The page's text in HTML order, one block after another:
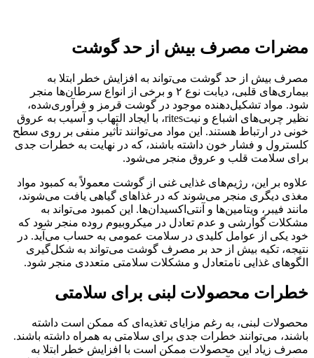
مضرات مصرف بیش از حد گوشت
مصرف بیش از حد گوشت می‌تواند به افزایش خطر ابتلا به
بیماری‌های قلبی، دیابت نوع ۲ و برخی از انواع سرطان‌ها منجر
شود. مواد تشکیل‌دهنده موجود در گوشت قرمز و فرآوری‌شده،
نظیر چربی‌های اشباع و نیتrites، با ایجاد التهاب و آسیب به عروق
خونی در ارتباط هستند. این مواد می‌توانند تأثیر منفی بر روی سطح
کلسترول و فشار خون داشته باشند، که در نهایت به خطرات جدی
برای سلامت قلب و عروق منجر می‌شود.
علاوه بر این، رژیم‌های غذایی غنی از گوشت معمولاً به کمبود مواد
مغذی دیگری منجر می‌شوند که در غذاهای گیاهی یافت می‌شوند،
مانند فیبر، ویتامین‌ها و آنتی‌اکسیدان‌ها. این کمبود می‌تواند به
مشکلات گوارشی و عدم تعادل در میکروبیوم روده منجر شود که
خود یکی از عوامل کلیدی در سلامت عمومی به حساب می‌آید. در
نتیجه، تکیه بیش از حد بر مصرف گوشت می‌تواند به شکل‌گیری
الگوهای غذایی نامتعادل و مشکلات سلامتی متعددی منجر شود.
خطرات محصولات لبنی برای سلامتی
محصولات لبنی، به رغم مزایای تغذیه‌ای که ممکن است داشته
باشند، می‌توانند خطرات جدی برای سلامتی به همراه داشته باشند.
مصرف زیاد این محصولات ممکن است با افزایش خطر ابتلا به